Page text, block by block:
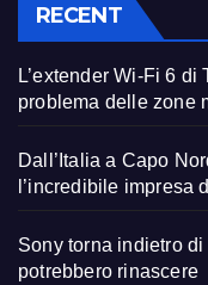
RECENT
L’extender Wi-Fi 6
problema delle zone
Dall’Italia a Capo
l’incredibile impresa
Sony torna indietro
potrebbero rinascere